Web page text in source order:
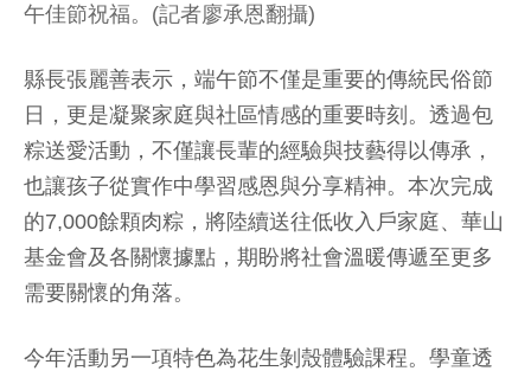
午佳節祝福。(記者廖承恩翻攝)
縣長張麗善表示，端午節不僅是重要的傳統民俗節
日，更是凝聚家庭與社區情感的重要時刻。透過包
粽送愛活動，不僅讓長輩的經驗與技藝得以傳承，
也讓孩子從實作中學習感恩與分享精神。本次完成
的7,000餘顆肉粽，將陸續送往低收入戶家庭、華山
基金會及各關懷據點，期盼將社會溫暖傳遞至更多
需要關懷的角落。
今年活動另一項特色為花生剝殼體驗課程。學童透